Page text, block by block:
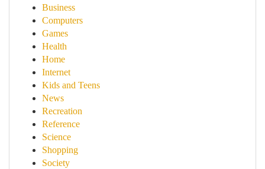
Business
Computers
Games
Health
Home
Internet
Kids and Teens
News
Recreation
Reference
Science
Shopping
Society